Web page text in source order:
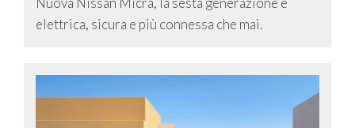
elettrica, sicura e più connessa che mai.